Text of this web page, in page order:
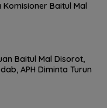
Komisioner Baitul Mal
Baitul Mal Disorot,
APH Diminta Turun